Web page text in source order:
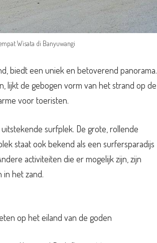
Wisata di Banyuwangi
biedt een uniek en betoverend panorama.
lijkt de gebogen vorm van het strand op de
voor toeristen.
surfplek. De grote, rollende
staat ook bekend als een surfersparadijs
activiteiten die er mogelijk zijn, zijn
in het zand.
op het eiland van de goden